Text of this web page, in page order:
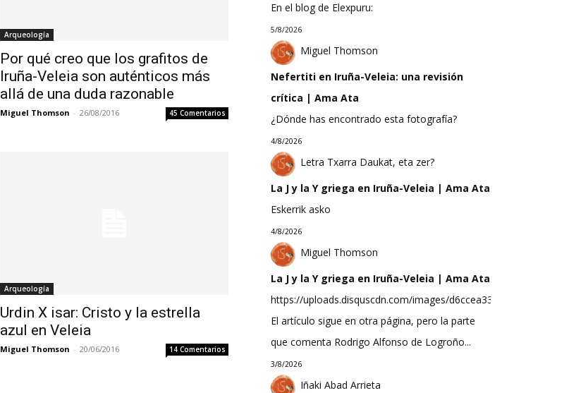
Arqueología
Por qué creo que los grafitos de
Iruña-Veleia son auténticos más
allá de una duda razonable
Miguel Thomson - 26/08/2016 45 Comentarios
Arqueología
Urdin X isar: Cristo y la estrella
azul en Veleia
Miguel Thomson - 20/06/2016 14 Comentarios
En el blog de Elexpuru:
5/8/2026
Miguel Thomson
Nefertiti en Iruña-Veleia: una revisión
crítica | Ama Ata
¿Dónde has encontrado esta fotografía?
4/8/2026
Letra Txarra Daukat, eta zer?
La J y la Y griega en Iruña-Veleia | Ama Ata
Eskerrik asko
4/8/2026
Miguel Thomson
La J y la Y griega en Iruña-Veleia | Ama Ata
https://uploads.disquscdn.com/images/
El artículo sigue en otra página, pero la parte
que comenta Rodrigo Alfonso de Logroño...
3/8/2026
Iñaki Abad Arrieta